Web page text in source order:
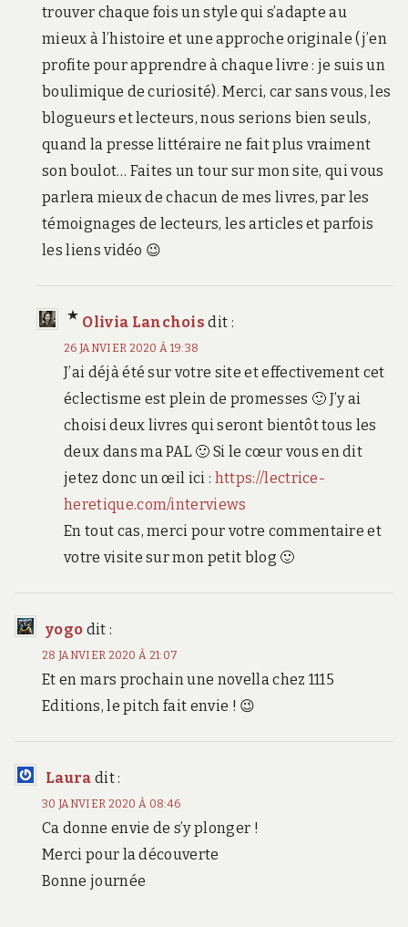
trouver chaque fois un style qui s’adapte au
mieux à l’histoire et une approche originale (j’en
profite pour apprendre à chaque livre : je suis un
boulimique de curiosité). Merci, car sans vous, les
blogueurs et lecteurs, nous serions bien seuls,
quand la presse littéraire ne fait plus vraiment
son boulot… Faites un tour sur mon site, qui vous
parlera mieux de chacun de mes livres, par les
témoignages de lecteurs, les articles et parfois
les liens vidéo 😉
Olivia Lanchois dit :
26 JANVIER 2020 À 19:38
J’ai déjà été sur votre site et effectivement cet
éclectisme est plein de promesses 🙂 J’y ai
choisi deux livres qui seront bientôt tous les
deux dans ma PAL 🙂 Si le cœur vous en dit
jetez donc un œil ici : https://lectrice-
heretique.com/interviews
En tout cas, merci pour votre commentaire et
votre visite sur mon petit blog 🙂
yogo dit :
28 JANVIER 2020 À 21:07
Et en mars prochain une novella chez 1115
Editions, le pitch fait envie ! 😉
Laura dit :
30 JANVIER 2020 À 08:46
Ca donne envie de s’y plonger !
Merci pour la découverte
Bonne journée